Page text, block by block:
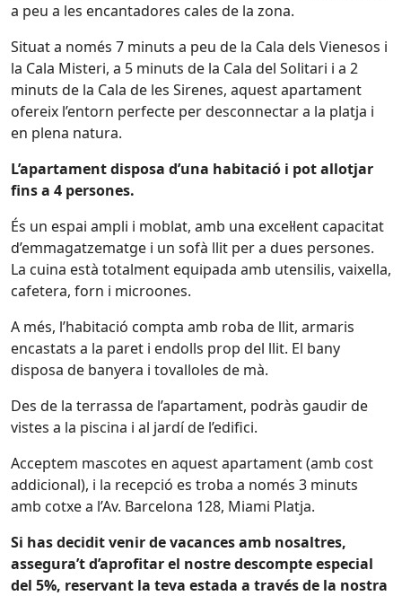
a peu a les encantadores cales de la zona.
Situat a només 7 minuts a peu de la Cala dels Vienesos i
la Cala Misteri, a 5 minuts de la Cala del Solitari i a 2
minuts de la Cala de les Sirenes, aquest apartament
ofereix l’entorn perfecte per desconnectar a la platja i
en plena natura.
L’apartament disposa d’una habitació i pot allotjar
fins a 4 persones.
És un espai ampli i moblat, amb una excel·lent capacitat
d’emmagatzematge i un sofà llit per a dues persones.
La cuina està totalment equipada amb utensilis, vaixella,
cafetera, forn i microones.
A més, l’habitació compta amb roba de llit, armaris
encastats a la paret i endolls prop del llit. El bany
disposa de banyera i tovalloles de mà.
Des de la terrassa de l’apartament, podràs gaudir de
vistes a la piscina i al jardí de l’edifici.
Acceptem mascotes en aquest apartament (amb cost
addicional), i la recepció es troba a només 3 minuts
amb cotxe a l’Av. Barcelona 128, Miami Platja.
Si has decidit venir de vacances amb nosaltres,
assegura’t d’aprofitar el nostre descompte especial
del 5%, reservant la teva estada a través de la nostra